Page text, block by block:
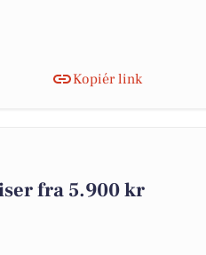
Kopiér link
fra 5.900 kr